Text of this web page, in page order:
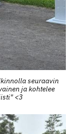
seuraavin
ja kohtelee
<3